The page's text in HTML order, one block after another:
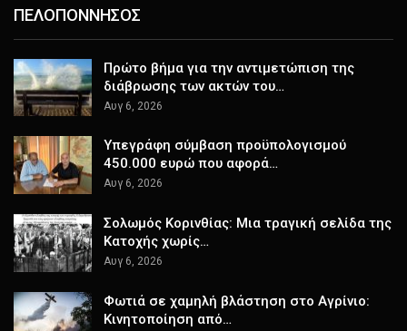
ΠΕΛΟΠΟΝΝΗΣΟΣ
Πρώτο βήμα για την αντιμετώπιση της
διάβρωσης των ακτών του…
Αυγ 6, 2026
Υπεγράφη σύμβαση προϋπολογισμού
450.000 ευρώ που αφορά…
Αυγ 6, 2026
Σολωμός Κορινθίας: Μια τραγική σελίδα της
Κατοχής χωρίς…
Αυγ 6, 2026
Φωτιά σε χαμηλή βλάστηση στο Αγρίνιο:
Κινητοποίηση από…